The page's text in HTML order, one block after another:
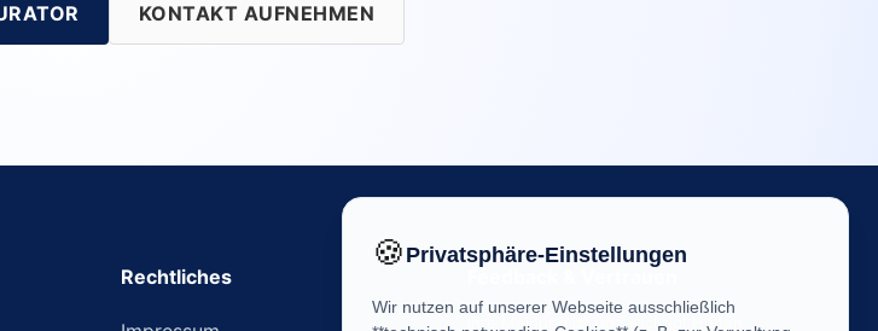
KONTAKT AUFNEHMEN
Rechtliches
Ihre Meinung ist uns wichtig! Helfen
🍪Privatsphäre-Einstellungen
Wir nutzen auf unserer Webseite ausschließlich